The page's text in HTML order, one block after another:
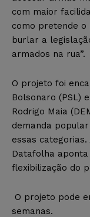
com maior
como pretende
burlar a
armados na rua”.
O projeto foi
Bolsonaro (PSL)
Rodrigo Maia
demanda
essas categorias.
Datafolha
flexibilização do
O projeto pode
semanas.